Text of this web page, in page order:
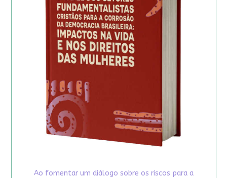
Ao fomentar um diálogo sobre os riscos para a